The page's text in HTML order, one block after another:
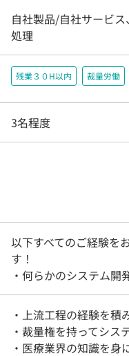
自社製品/自社サービ
処理
残業３０H以内 裁量労働
3名程度
以下すべてのご経験を
す！
・何らかのシステム
・上流工程の経験を積
・裁量権を持ってシ
・医療業界の知識を身